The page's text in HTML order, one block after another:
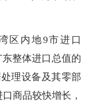
内地9市进口
东整体进口总值的
理设备及其零部
商品较快增长，